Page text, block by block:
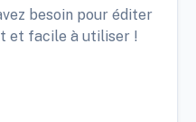
besoin pour éditer
et facile à utiliser !